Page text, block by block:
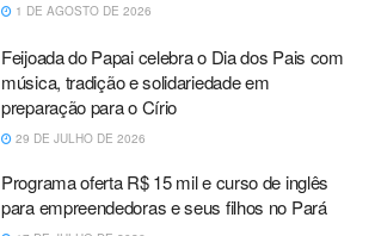
1 DE AGOSTO DE 2026
Feijoada do Papai celebra o Dia dos Pais com
música, tradição e solidariedade em
preparação para o Círio
29 DE JULHO DE 2026
Programa oferta R$ 15 mil e curso de inglês
para empreendedoras e seus filhos no Pará